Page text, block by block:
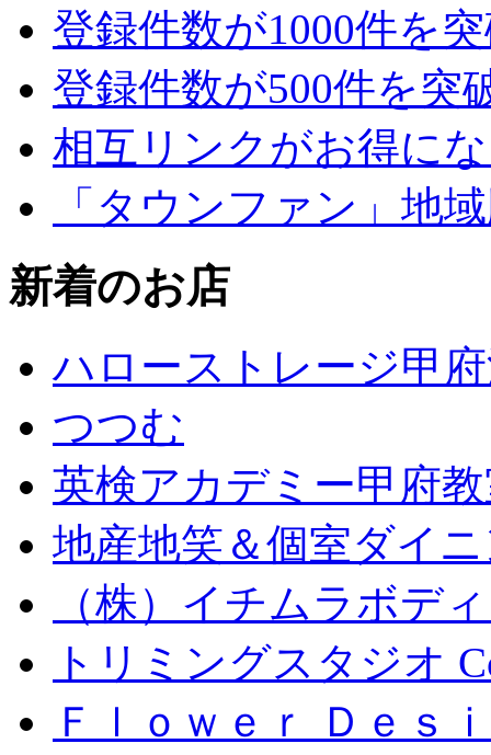
登録件数が1000件を
登録件数が500件を突
相互リンクがお得に
「タウンファン」地
新着のお店
ハローストレージ甲
つつむ
英検アカデミー甲府
地産地笑＆個室ダイ
（株）イチムラボデ
トリミングスタジオ
Ｆｌｏｗｅｒ Ｄｅｓ